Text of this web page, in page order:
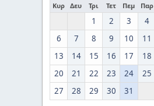
Κυρ Δευ Τρι Τετ Πεμ Παρ
1 2 3 4
6
7 8 9 10 11
13
14 15 16 17 18
20
21 22 23 24 25
27
28 29 30 31